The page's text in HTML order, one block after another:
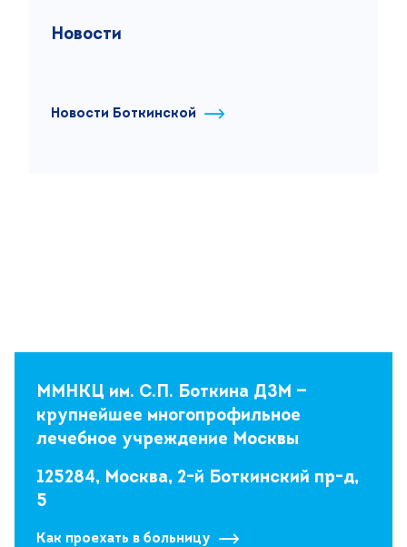
Новости
Новости Боткинской
ММНКЦ им. С.П. Боткина ДЗМ —
крупнейшее многопрофильное
лечебное учреждение Москвы
125284, Москва, 2-й Боткинский пр-д,
5
Как проехать в больницу